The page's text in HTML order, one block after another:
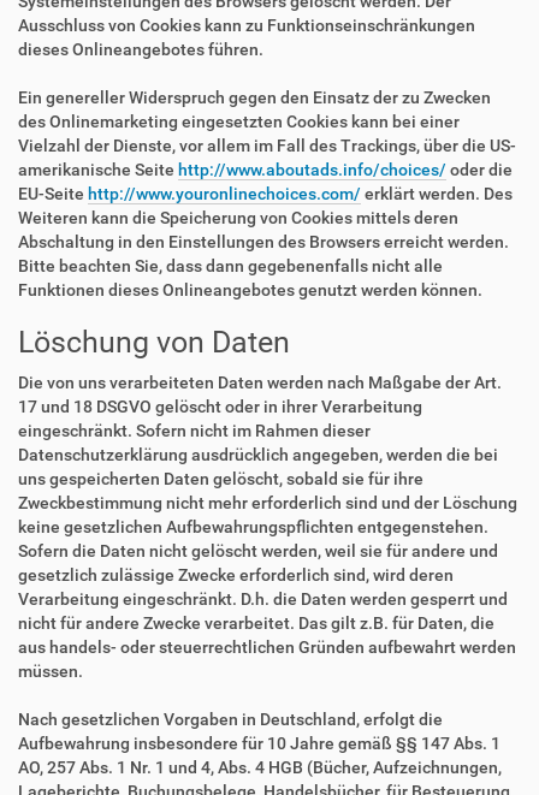
Ausschluss von Cookies kann zu Funktionseinschränkungen
dieses Onlineangebotes führen.
Ein genereller Widerspruch gegen den Einsatz der zu Zwecken
des Onlinemarketing eingesetzten Cookies kann bei einer
Vielzahl der Dienste, vor allem im Fall des Trackings, über die US-
amerikanische Seite http://www.aboutads.info/choices/ oder die
EU-Seite http://www.youronlinechoices.com/ erklärt werden. Des
Weiteren kann die Speicherung von Cookies mittels deren
Abschaltung in den Einstellungen des Browsers erreicht werden.
Bitte beachten Sie, dass dann gegebenenfalls nicht alle
Funktionen dieses Onlineangebotes genutzt werden können.
Löschung von Daten
Die von uns verarbeiteten Daten werden nach Maßgabe der Art.
17 und 18 DSGVO gelöscht oder in ihrer Verarbeitung
eingeschränkt. Sofern nicht im Rahmen dieser
Datenschutzerklärung ausdrücklich angegeben, werden die bei
uns gespeicherten Daten gelöscht, sobald sie für ihre
Zweckbestimmung nicht mehr erforderlich sind und der Löschung
keine gesetzlichen Aufbewahrungspflichten entgegenstehen.
Sofern die Daten nicht gelöscht werden, weil sie für andere und
gesetzlich zulässige Zwecke erforderlich sind, wird deren
Verarbeitung eingeschränkt. D.h. die Daten werden gesperrt und
nicht für andere Zwecke verarbeitet. Das gilt z.B. für Daten, die
aus handels- oder steuerrechtlichen Gründen aufbewahrt werden
müssen.
Nach gesetzlichen Vorgaben in Deutschland, erfolgt die
Aufbewahrung insbesondere für 10 Jahre gemäß §§ 147 Abs. 1
AO, 257 Abs. 1 Nr. 1 und 4, Abs. 4 HGB (Bücher, Aufzeichnungen,